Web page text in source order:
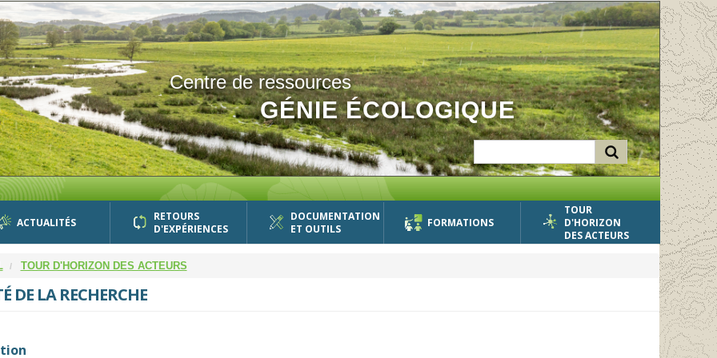
Centre de ressources
GÉNIE ÉCOLOGIQUE
ACTUALITÉS
RETOURS
D'EXPÉRIENCES
DOCUMENTATION
ET OUTILS
FORMATIONS
TOUR
D'HORIZON
DES ACTEURS
TOUR D'HORIZON DES ACTEURS
DE LA RECHERCHE